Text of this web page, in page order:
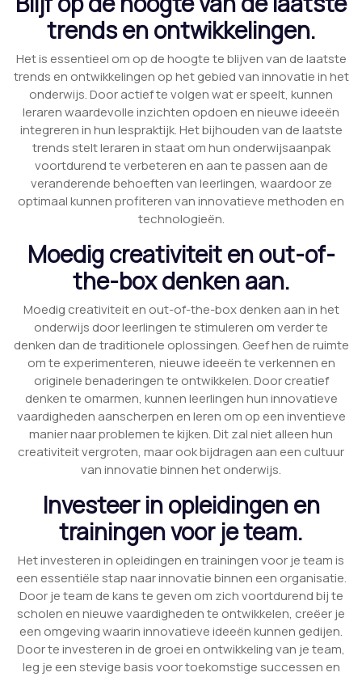
trends en ontwikkelingen.
Het is essentieel om op de hoogte te blijven van de laatste
trends en ontwikkelingen op het gebied van innovatie in het
onderwijs. Door actief te volgen wat er speelt, kunnen
leraren waardevolle inzichten opdoen en nieuwe ideeën
integreren in hun lespraktijk. Het bijhouden van de laatste
trends stelt leraren in staat om hun onderwijsaanpak
voortdurend te verbeteren en aan te passen aan de
veranderende behoeften van leerlingen, waardoor ze
optimaal kunnen profiteren van innovatieve methoden en
technologieën.
Moedig creativiteit en out-of-
the-box denken aan.
Moedig creativiteit en out-of-the-box denken aan in het
onderwijs door leerlingen te stimuleren om verder te
denken dan de traditionele oplossingen. Geef hen de ruimte
om te experimenteren, nieuwe ideeën te verkennen en
originele benaderingen te ontwikkelen. Door creatief
denken te omarmen, kunnen leerlingen hun innovatieve
vaardigheden aanscherpen en leren om op een inventieve
manier naar problemen te kijken. Dit zal niet alleen hun
creativiteit vergroten, maar ook bijdragen aan een cultuur
van innovatie binnen het onderwijs.
Investeer in opleidingen en
trainingen voor je team.
Het investeren in opleidingen en trainingen voor je team is
een essentiële stap naar innovatie binnen een organisatie.
Door je team de kans te geven om zich voortdurend bij te
scholen en nieuwe vaardigheden te ontwikkelen, creëer je
een omgeving waarin innovatieve ideeën kunnen gedijen.
Door te investeren in de groei en ontwikkeling van je team,
leg je een stevige basis voor toekomstige successen en